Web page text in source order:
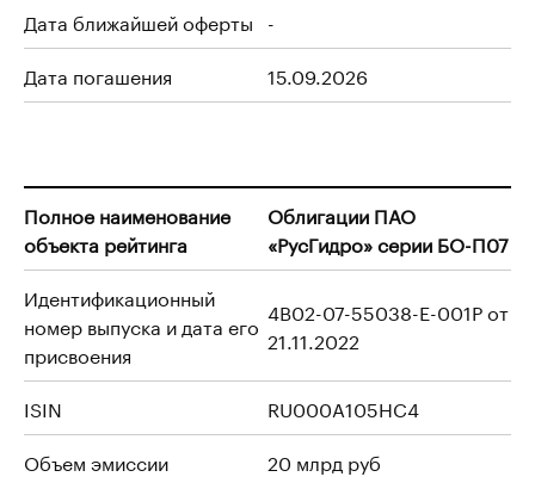
Дата ближайшей оферты -
Дата погашения
15.09.2026
Полное наименование
объекта рейтинга
Облигации ПАО
«РусГидро» серии БО-П07
Идентификационный
номер выпуска и дата его
присвоения
4B02-07-55038-E-001P от
21.11.2022
ISIN
RU000A105HC4
Объем эмиссии
20 млрд руб